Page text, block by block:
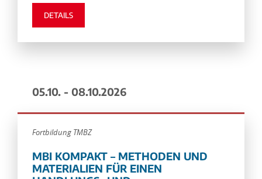
DETAILS
05.10. - 08.10.2026
Fortbildung TMBZ
MBI KOMPAKT – METHODEN UND
MATERIALIEN FÜR EINEN